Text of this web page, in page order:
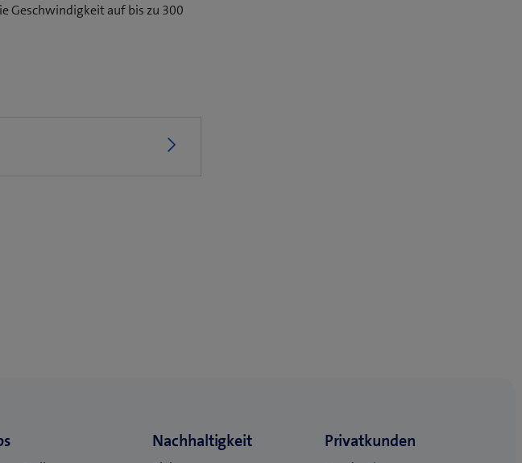
Geschwindigkeit auf bis zu 300